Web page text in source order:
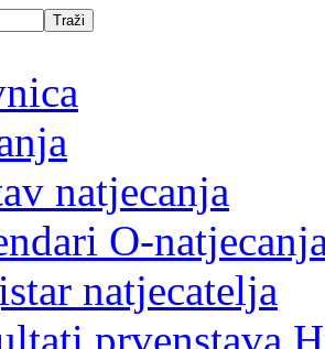
natjecanja
O-
natjecatelja